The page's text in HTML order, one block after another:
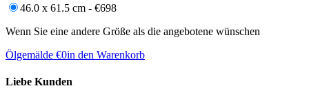
46.0 x 61.5 cm - €698
Wenn Sie eine andere Größe als die angebotene wünschen
Ölgemälde €0in den Warenkorb
Liebe Kunden